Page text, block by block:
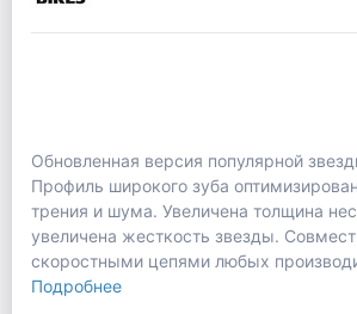
Обновленная версия популярной
Профиль широкого зуба
трения и шума. Увеличена толщина
увеличена жесткость звезды.
скоростными цепями любых
Подробнее